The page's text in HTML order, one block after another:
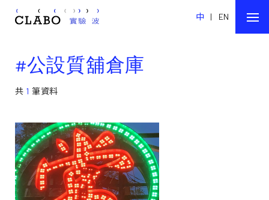
中 | EN
#公設質舖倉庫
共 1 筆資料